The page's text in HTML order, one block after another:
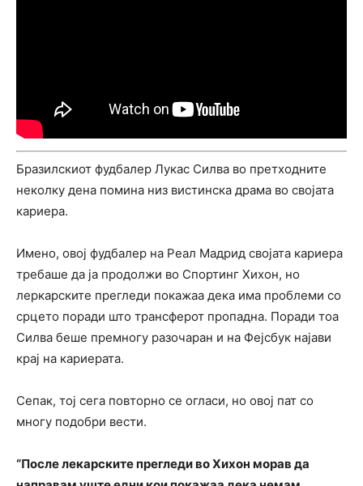
Бразилскиот фудбалер Лукас Силва во претходните
неколку дена помина низ вистинска драма во својата
кариера.
Имено, овој фудбалер на Реал Мадрид својата кариера
требаше да ја продолжи во Спортинг Хихон, но
леркарските прегледи покажаа дека има проблеми со
срцето поради што трансферот пропадна. Поради тоа
Силва беше премногу разочаран и на Фејсбук најави
крај на кариерата.
Сепак, тој сега повторно се огласи, но овој пат со
многу подобри вести.
“После лекарските прегледи во Хихон морав да